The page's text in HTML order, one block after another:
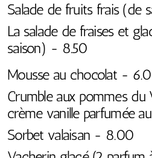
Salade de fruits frais (de
La salade de fraises et
saison) - 8.50
Mousse au chocolat -
Crumble aux pommes du
crème vanille parfumée
Sorbet valaisan - 8.00